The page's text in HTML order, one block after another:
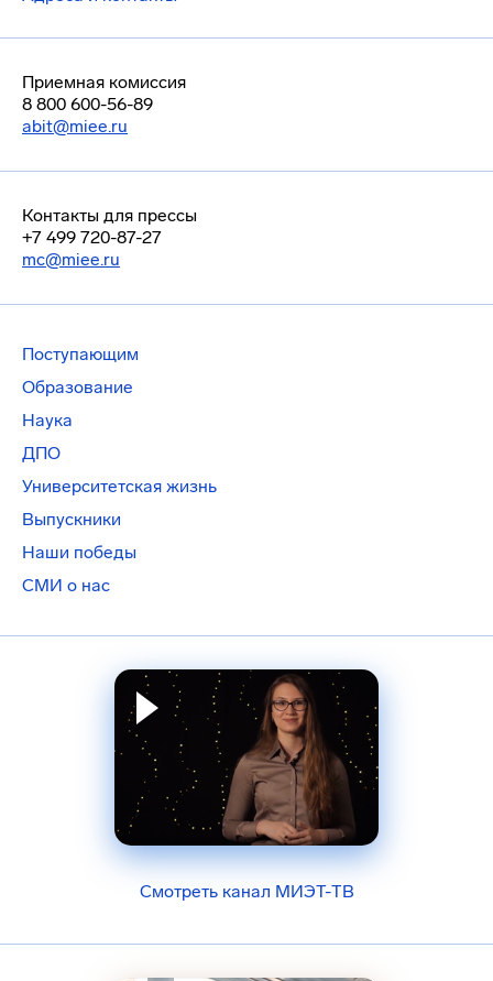
Приемная комиссия
8 800 600-56-89
abit@miee.ru
Контакты для прессы
+7 499 720-87-27
mc@miee.ru
Поступающим
Образование
Наука
ДПО
Университетская жизнь
Выпускники
Наши победы
СМИ о нас
Смотреть канал МИЭТ-ТВ